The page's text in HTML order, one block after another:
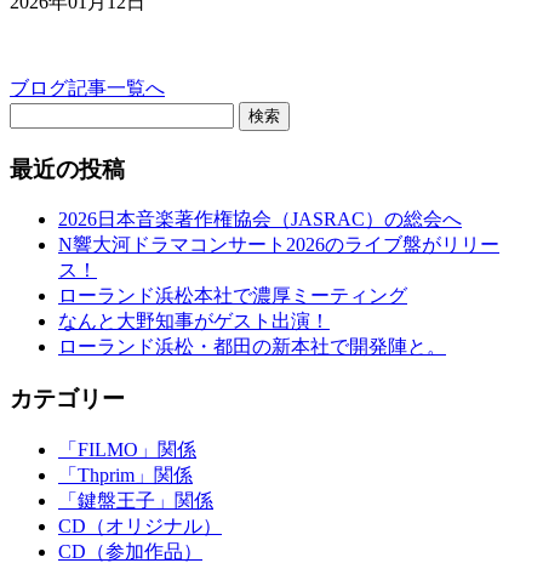
ブログ記事一覧へ
検索
最近の投稿
2026日本音楽著作権協会（JASRAC）の総会へ
N響大河ドラマコンサート2026のライブ盤がリリー
ス！
ローランド浜松本社で濃厚ミーティング
なんと大野知事がゲスト出演！
ローランド浜松・都田の新本社で開発陣と。
カテゴリー
「FILMO」関係
「Thprim」関係
「鍵盤王子」関係
CD（オリジナル）
CD（参加作品）